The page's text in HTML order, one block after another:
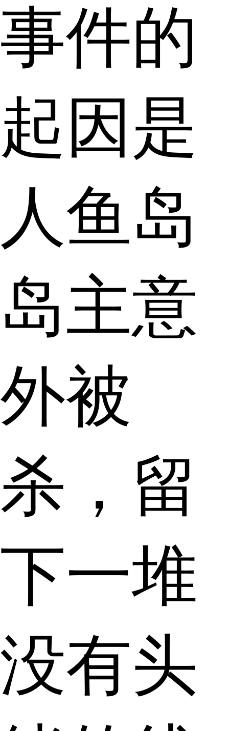
事件的
起因是
人鱼岛
岛主意
外被
杀，留
下一堆
没有头